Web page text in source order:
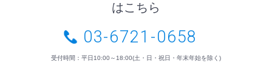
はこちら
03-6721-0658
受付時間：平日10:00～18:00(土・日・祝日・年末年始を除く)